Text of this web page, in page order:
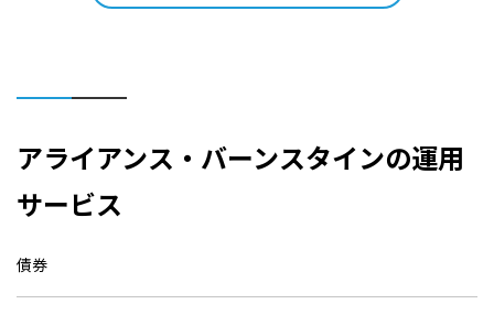
アライアンス・バーンスタインの運用
サービス
債券